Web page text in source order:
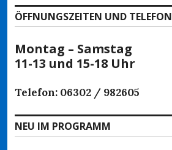
ÖFFNUNGSZEITEN UND TELEFON
Montag – Samstag
11-13 und 15-18 Uhr
Telefon: 06302 / 982605
NEU IM PROGRAMM